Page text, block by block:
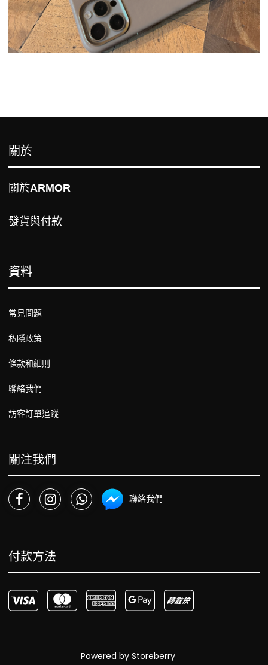
關於
關於ARMOR
發貨與付款
資料
常見問題
私隱政策
條款和細則
聯絡我們
訪客訂單追蹤
關注我們
聯絡我們
付款方法
Powered by Storeberry